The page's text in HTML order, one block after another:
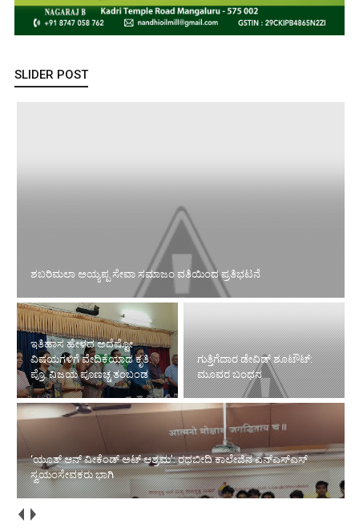
SLIDER POST
ಶಬರಿಮಲಾ ಅಯ್ಯಪ್ಪ ಸೇವಾ ಸಮಾಜಂ ವತಿಯಿಂದ ಪ್ರತಿಭಟನೆ
ಇತಿಹಾಸ ಹೇಳದ ಅದೆಷ್ಟೋ
ವಿಷಯಗಳಿಗೆ ವೇದಿಕೆಯಾದ ಕೃತಿ:
ಪ್ರೊ. ವಿಜಯ ಪೂಣಚ್ಚ ತಂಬಂಡ
ಗುತ್ತಿಗೆದಾರ ಡೇವಿಡ್ ಶೂಟೌಟ್:
ಮೂವರ ಬಂಧನ
‘ಯೂತ್ ಆನ್ ವೀಕೆಂಡ್ ಅಟ್ ಆಶ್ರಮ’: ರಥಬೀದಿ ಕಾಲೇಜಿನ ಎನ್‌ಎಸ್‌ಎಸ್
ಸ್ವಯಂಸೇವಕರು ಭಾಗಿ